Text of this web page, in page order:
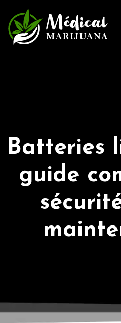
Batteries
guide